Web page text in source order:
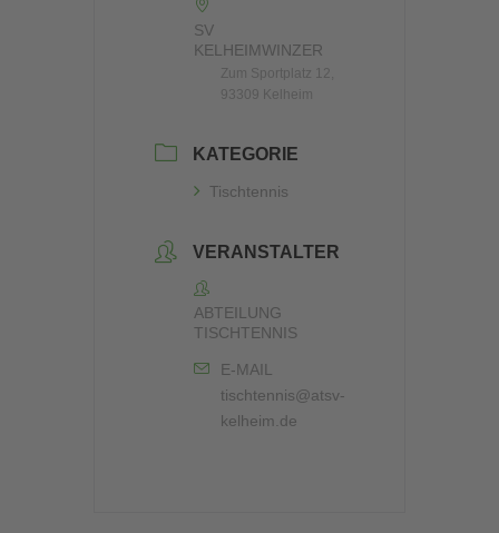
SV
KELHEIMWINZER
Zum Sportplatz 12,
93309 Kelheim
KATEGORIE
Tischtennis
VERANSTALTER
ABTEILUNG
TISCHTENNIS
E-MAIL
tischtennis@atsv-
kelheim.de